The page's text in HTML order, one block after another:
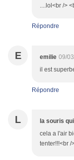
....lol<br />
Répondre
E emilie 09/
il est
Répondre
L la souris
cela a l'air
tenter!!!<br /